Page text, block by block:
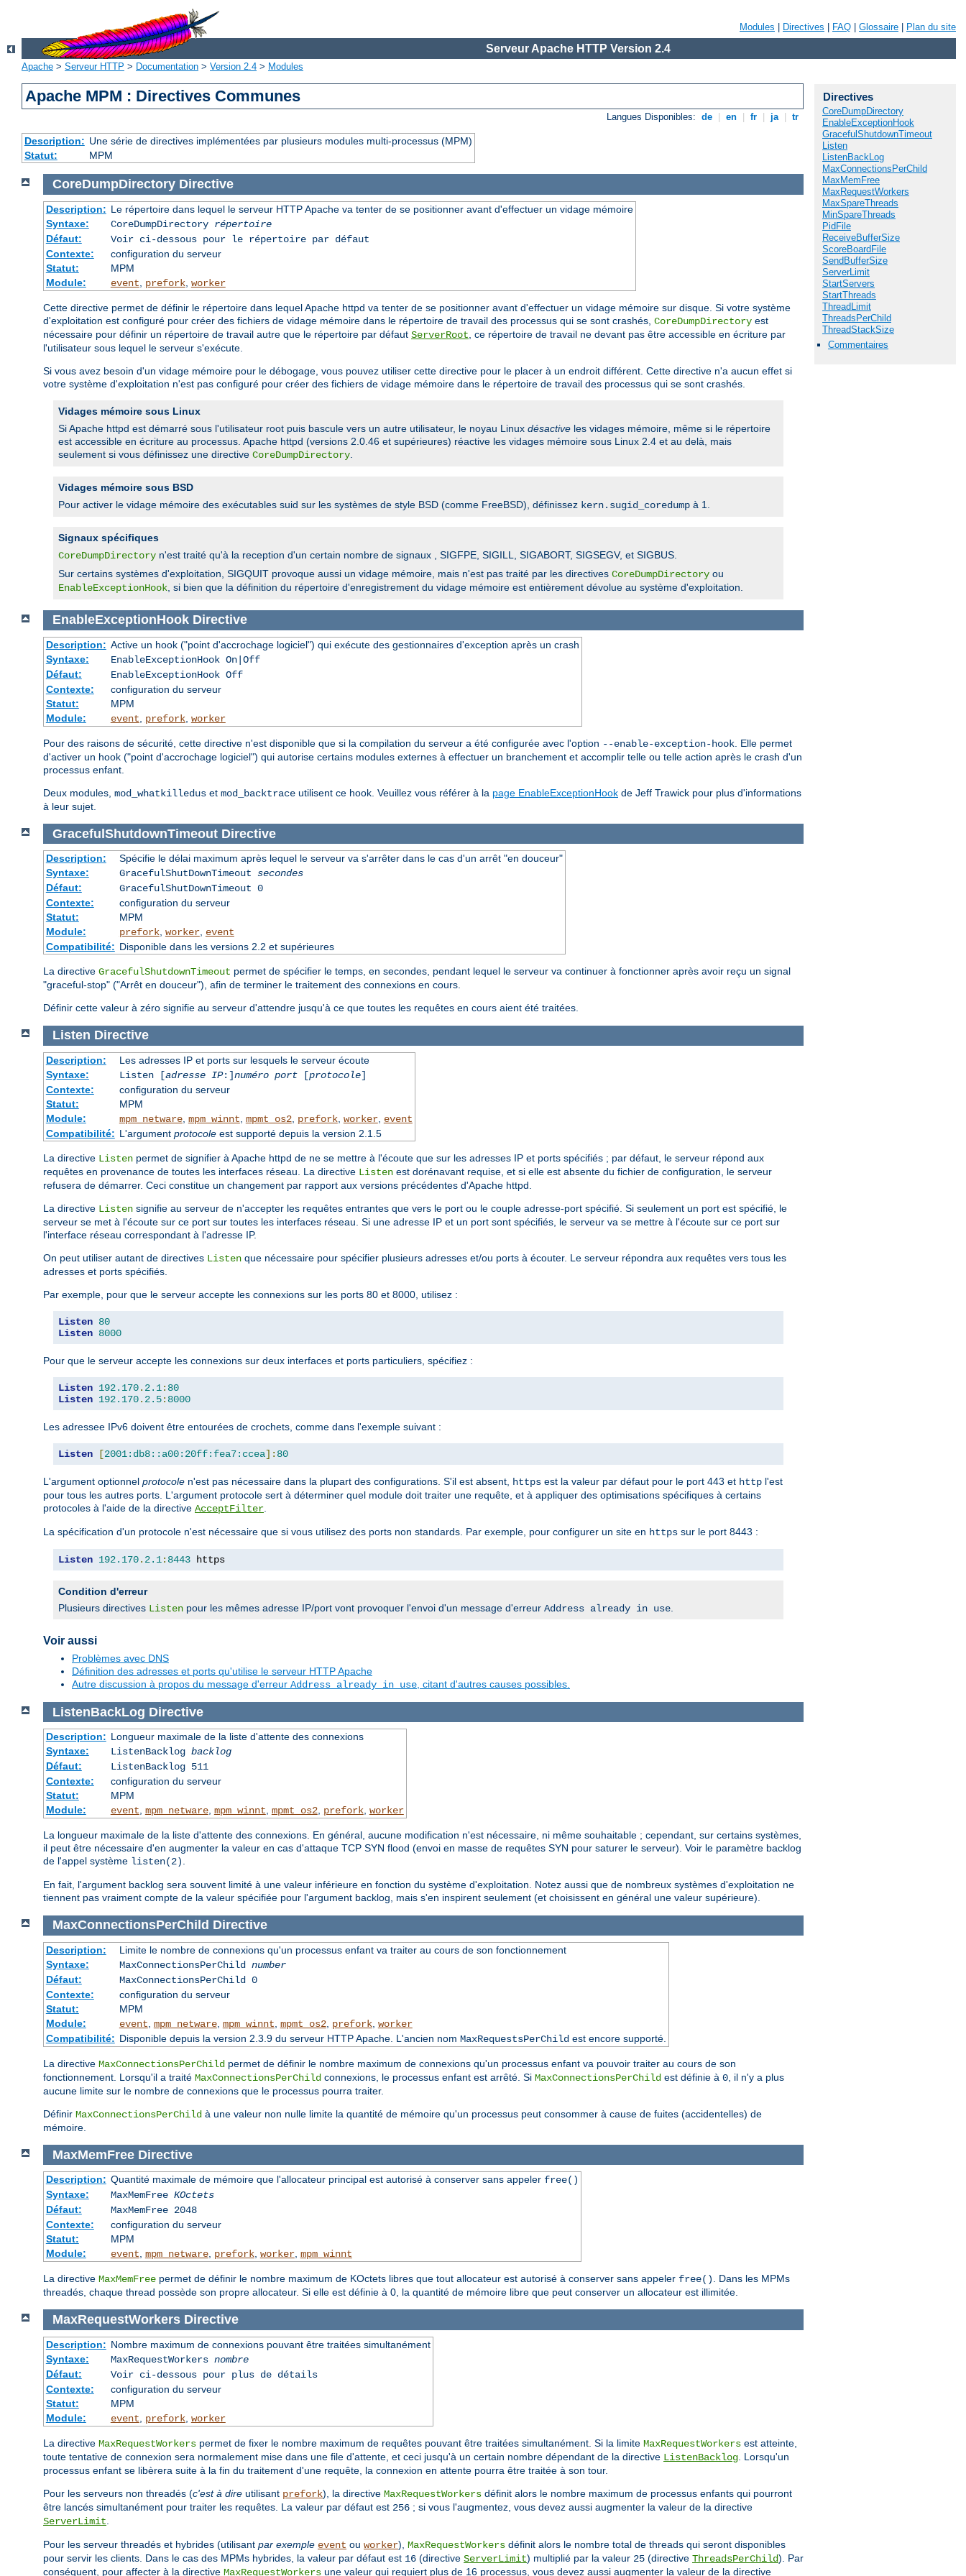
Modules Directives FAQ Glossaire Plan du site
Serveur Apache HTTP Version 2.4
Apache > Serveur HTTP > Documentation > Version 2.4 > Modules
Apache MPM : Directives Communes
Langues Disponibles: de en fr ja tr
Description: Une série de directives implémentées par plusieurs modules multi-processus (MPM)
Statut:
MPM
Directives
CoreDumpDirectory
EnableExceptionHook
GracefulShutdownTimeout
Listen
ListenBackLog
MaxConnectionsPerChild
MaxMemFree
MaxRequestWorkers
MaxSpareThreads
MinSpareThreads
PidFile
ReceiveBufferSize
ScoreBoardFile
SendBufferSize
ServerLimit
StartServers
StartThreads
ThreadLimit
ThreadsPerChild
ThreadStackSize
Commentaires
CoreDumpDirectory Directive
Description: Le répertoire dans lequel le serveur HTTP Apache va tenter de se positionner avant d'effectuer un vidage mémoire
Syntaxe:
CoreDumpDirectory répertoire
Défaut:
Voir ci-dessous pour le répertoire par défaut
Contexte:
configuration du serveur
Statut:
MPM
Module:
event prefork, worker
Cette directive permet de définir le répertoire dans lequel Apache httpd va tenter de se positionner avant d'effectuer un vidage mémoire sur disque. Si votre système
d'exploitation est configuré pour créer des fichiers de vidage mémoire dans le répertoire de travail des processus qui se sont crashés, CoreDumpDirectory est
nécessaire pour définir un répertoire de travail autre que le répertoire par défaut ServerRoot , ce répertoire de travail ne devant pas être accessible en écriture par
l'utilisateur sous lequel le serveur s'exécute.
Si vous avez besoin d'un vidage mémoire pour le débogage, vous pouvez utiliser cette directive pour le placer à un endroit différent. Cette directive n'a aucun effet si
votre système d'exploitation n'est pas configuré pour créer des fichiers de vidage mémoire dans le répertoire de travail des processus qui se sont crashés.
Vidages mémoire sous Linux
Si Apache httpd est démarré sous l'utilisateur root puis bascule vers un autre utilisateur, le noyau Linux désactive les vidages mémoire, même si le répertoire
est accessible en écriture au processus. Apache httpd (versions 2.0.46 et supérieures) réactive les vidages mémoire sous Linux 2.4 et au delà, mais
seulement si vous définissez une directive CoreDumpDirectory
Vidages mémoire sous BSD
Pour activer le vidage mémoire des exécutables suid sur les systèmes de style BSD (comme FreeBSD), définissez kern.sugid_coredump à 1.
Signaux spécifiques
CoreDumpDirectory n'est traité qu'à la reception d'un certain nombre de signaux , SIGFPE, SIGILL, SIGABORT, SIGSEGV, et SIGBUS.
Sur certains systèmes d'exploitation, SIGQUIT provoque aussi un vidage mémoire, mais n'est pas traité par les directives CoreDumpDirectory ou
EnableExceptionHook , si bien que la définition du répertoire d'enregistrement du vidage mémoire est entièrement dévolue au système d'exploitation.
EnableExceptionHook Directive
Description: Active un hook ("point d'accrochage logiciel") qui exécute des gestionnaires d'exception après un crash
Syntaxe:
EnableExceptionHook On|Off
Défaut:
EnableExceptionHook Off
Contexte:
configuration du serveur
Statut:
MPM
Module:
event prefork, worker
Pour des raisons de sécurité, cette directive n'est disponible que si la compilation du serveur a été configurée avec l'option --enable-exception-hook . Elle permet
d'activer un hook ("point d'accrochage logiciel") qui autorise certains modules externes à effectuer un branchement et accomplir telle ou telle action après le crash d'un
processus enfant.
Deux modules, mod_whatkilledus et mod_backtrace utilisent ce hook. Veuillez vous référer à la page EnableExceptionHook de Jeff Trawick pour plus d'informations
à leur sujet.
GracefulShutdownTimeout Directive
Description:
Spécifie le délai maximum après lequel le serveur va s'arrêter dans le cas d'un arrêt "en douceur"
Syntaxe:
GracefulShutDownTimeout secondes
Défaut:
GracefulShutDownTimeout 0
Contexte:
configuration du serveur
Statut:
MPM
Module:
prefork, worker, event
Compatibilité: Disponible dans les versions 2.2 et supérieures
La directive GracefulShutdownTimeout permet de spécifier le temps, en secondes, pendant lequel le serveur va continuer à fonctionner après avoir reçu un signal
"graceful-stop" ("Arrêt en douceur"), afin de terminer le traitement des connexions en cours.
Définir cette valeur à zéro signifie au serveur d'attendre jusqu'à ce que toutes les requêtes en cours aient été traitées.
Listen Directive
Description:
Les adresses IP et ports sur lesquels le serveur écoute
Syntaxe:
Listen [adresse IP:]numéro port[protocole]
Contexte:
configuration du serveur
Statut:
MPM
Module:
mpm_netware, mpm_winnt mpmt_os2, prefork, worker, event
Compatibilité: L'argument protocoleest supporté depuis la version 2.1.5
La directive Listen permet de signifier à Apache httpd de ne se mettre à l'écoute que sur les adresses IP et ports spécifiés ; par défaut, le serveur répond aux
requêtes en provenance de toutes les interfaces réseau. La directive Listen est dorénavant requise, et si elle est absente du fichier de configuration, le serveur
refusera de démarrer. Ceci constitue un changement par rapport aux versions précédentes d'Apache httpd.
La directive Listen signifie au serveur de n'accepter les requêtes entrantes que vers le port ou le couple adresse-port spécifié. Si seulement un port est spécifié, le
serveur se met à l'écoute sur ce port sur toutes les interfaces réseau. Si une adresse IP et un port sont spécifiés, le serveur va se mettre à l'écoute sur ce port sur
l'interface réseau correspondant à l'adresse IP.
On peut utiliser autant de directives Listen que nécessaire pour spécifier plusieurs adresses et/ou ports à écouter. Le serveur répondra aux requêtes vers tous les
adresses et ports spécifiés.
Par exemple, pour que le serveur accepte les connexions sur les ports 80 et 8000, utilisez :
Listen 80
Listen 8000
Pour que le serveur accepte les connexions sur deux interfaces et ports particuliers, spécifiez :
Listen 192.170. 2.1: 80
Listen 192.170. 2.5: 8000
Les adressee IPv6 doivent être entourées de crochets, comme dans l'exemple suivant :
Listen [2001:db8::a00:20ff:fea7:ccea]: 80
L'argument optionnel protocole n'est pas nécessaire dans la plupart des configurations. S'il est absent, https est la valeur par défaut pour le port 443 et http l'est
pour tous les autres ports. L'argument protocole sert à déterminer quel module doit traiter une requête, et à appliquer des optimisations spécifiques à certains
protocoles à l'aide de la directive AcceptFilter
La spécification d'un protocole n'est nécessaire que si vous utilisez des ports non standards. Par exemple, pour configurer un site en https sur le port 8443 :
Listen 192.170. 2.1: 8443 https
Condition d'erreur
Plusieurs directives Listen pour les mêmes adresse IP/port vont provoquer l'envoi d'un message d'erreur Address already in use
Voir aussi
Problèmes avec DNS
Définition des adresses et ports qu'utilise le serveur HTTP Apache
Autre discussion à propos du message d'erreur Address already in use , citant d'autres causes possibles.
ListenBackLog Directive
Description: Longueur maximale de la liste d'attente des connexions
Syntaxe:
ListenBacklog backlog
Défaut:
ListenBacklog 511
Contexte:
configuration du serveur
Statut:
MPM
Module:
event, mpm_netware, mpm_winnt, mpmt_os2, prefork, worker
La longueur maximale de la liste d'attente des connexions. En général, aucune modification n'est nécessaire, ni même souhaitable ; cependant, sur certains systèmes,
il peut être nécessaire d'en augmenter la valeur en cas d'attaque TCP SYN flood (envoi en masse de requêtes SYN pour saturer le serveur). Voir le paramètre backlog
de l'appel système listen(2).
En fait, l'argument backlog sera souvent limité à une valeur inférieure en fonction du système d'exploitation. Notez aussi que de nombreux systèmes d'exploitation ne
tiennent pas vraiment compte de la valeur spécifiée pour l'argument backlog, mais s'en inspirent seulement (et choisissent en général une valeur supérieure).
MaxConnectionsPerChild Directive
Description:
Limite le nombre de connexions qu'un processus enfant va traiter au cours de son fonctionnement
Syntaxe:
MaxConnectionsPerChild number
Défaut:
MaxConnectionsPerChild 0
Contexte:
configuration du serveur
Statut:
MPM
Module:
event mpm_netware, mpm_winnt mpmt_os2, prefork, worker
Compatibilité: Disponible depuis la version 2.3.9 du serveur HTTP Apache. L'ancien nom MaxRequestsPerChildest encore supporté.
La directive MaxConnectionsPerChild permet de définir le nombre maximum de connexions qu'un processus enfant va pouvoir traiter au cours de son
fonctionnement. Lorsqu'il a traité MaxConnectionsPerChild connexions, le processus enfant est arrêté. Si MaxConnectionsPerChild est définie à 0 , il n'y a plus
aucune limite sur le nombre de connexions que le processus pourra traiter.
Définir MaxConnectionsPerChild à une valeur non nulle limite la quantité de mémoire qu'un processus peut consommer à cause de fuites (accidentelles) de
mémoire.
MaxMemFree Directive
Description: Quantité maximale de mémoire que l'allocateur principal est autorisé à conserver sans appeler free()
Syntaxe:
MaxMemFree KOctets
Défaut:
MaxMemFree 2048
Contexte:
configuration du serveur
Statut:
MPM
Module:
event mpm_netware, prefork, worker, mpm_winnt
La directive MaxMemFree permet de définir le nombre maximum de KOctets libres que tout allocateur est autorisé à conserver sans appeler free()
. Dans les MPMs
threadés, chaque thread possède son propre allocateur. Si elle est définie à 0, la quantité de mémoire libre que peut conserver un allocateur est illimitée.
MaxRequestWorkers Directive
Description: Nombre maximum de connexions pouvant être traitées simultanément
Syntaxe:
MaxRequestWorkers nombre
Défaut:
Voir ci-dessous pour plus de détails
Contexte:
configuration du serveur
Statut:
MPM
Module:
event prefork, worker
La directive MaxRequestWorkers permet de fixer le nombre maximum de requêtes pouvant être traitées simultanément. Si la limite MaxRequestWorkers est atteinte,
toute tentative de connexion sera normalement mise dans une file d'attente, et ceci jusqu'à un certain nombre dépendant de la directive ListenBacklog . Lorsqu'un
processus enfant se libèrera suite à la fin du traitement d'une requête, la connexion en attente pourra être traitée à son tour.
Pour les serveurs non threadés (c'est à dire utilisant prefork), la directive MaxRequestWorkers définit alors le nombre maximum de processus enfants qui pourront
être lancés simultanément pour traiter les requêtes. La valeur par défaut est 256 ; si vous l'augmentez, vous devez aussi augmenter la valeur de la directive
ServerLimit
Pour les serveur threadés et hybrides (utilisant par exemple event ou worker), MaxRequestWorkers définit alors le nombre total de threads qui seront disponibles
pour servir les clients. Dans le cas des MPMs hybrides, la valeur par défaut est 16 (directive ServerLimit) multiplié par la valeur 25 (directive ThreadsPerChild). Par
conséquent, pour affecter à la directive MaxRequestWorkers une valeur qui requiert plus de 16 processus, vous devez aussi augmenter la valeur de la directive